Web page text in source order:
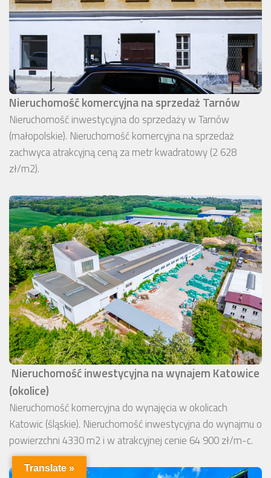
Nieruchomość komercyjna na sprzedaż Tarnów
Nieruchomość inwestycyjna do sprzedaży w Tarnów
(małopolskie). Nieruchomość komercyjna na sprzedaż
zachwyca atrakcyjną ceną za metr kwadratowy (2 628
zł/m2).
Nieruchomość inwestycyjna na wynajem Katowice
(okolice)
Nieruchomość komercyjna do wynajęcia w okolicach
Katowic (śląskie). Nieruchomość inwestycyjna do wynajmu o
powierzchni 4330 m2 i w atrakcyjnej cenie 64 900 zł/m-c.
Translate »